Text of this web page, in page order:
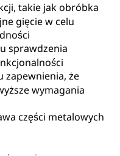
takie jak obróbka
gięcie w celu
sprawdzenia
zapewnienia, że
wymagania
części metalowych